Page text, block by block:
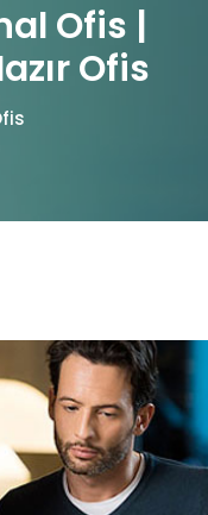
Ofis |
Ofis